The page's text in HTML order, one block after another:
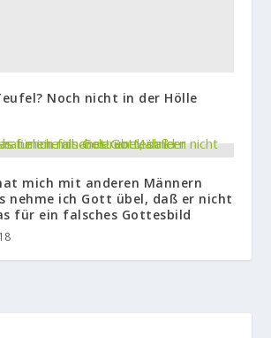
Noch nicht in der Hölle
mich mit anderen Männern
nehme ich Gott übel, daß er nicht
für ein falsches Gottesbild